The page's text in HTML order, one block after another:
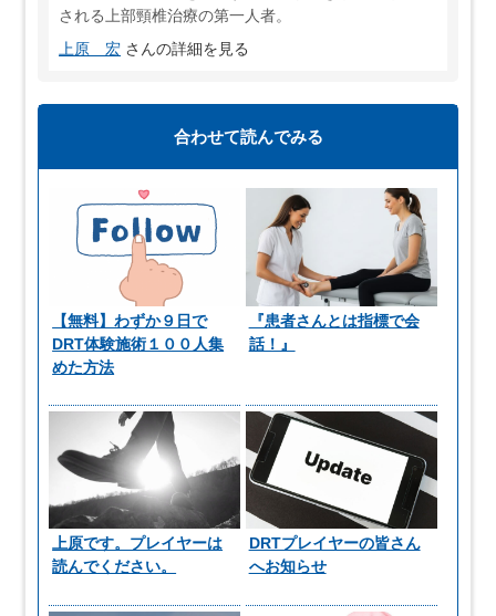
される上部頸椎治療の第一人者。
上原 宏 さんの詳細を見る
合わせて読んでみる
【無料】わずか９日で
DRT体験施術１００人集
めた方法
『患者さんとは指標で会
話！』
上原です。プレイヤーは
読んでください。
DRTプレイヤーの皆さん
へお知らせ